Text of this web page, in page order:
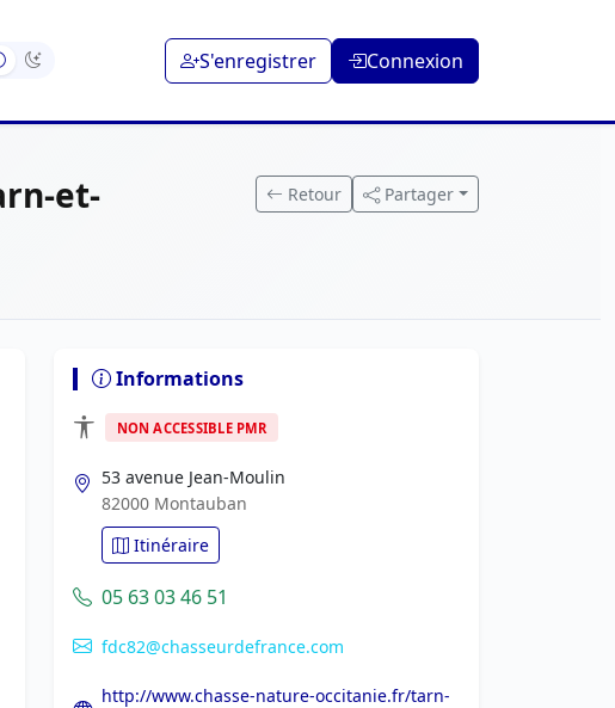
S'enregistrer Connexion
et-
Retour Partager
Informations
NON ACCESSIBLE PMR
53 avenue Jean-Moulin
82000 Montauban
Itinéraire
05 63 03 46 51
fdc82@chasseurdefrance.com
http://www.chasse-nature-occitanie.fr/tarn-